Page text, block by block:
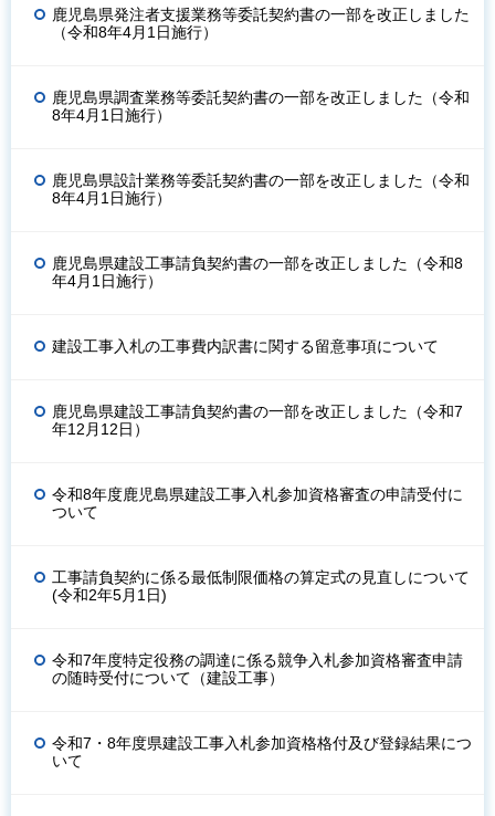
鹿児島県発注者支援業務等委託契約書の一部を改正しました
（令和8年4月1日施行）
鹿児島県調査業務等委託契約書の一部を改正しました（令和
8年4月1日施行）
鹿児島県設計業務等委託契約書の一部を改正しました（令和
8年4月1日施行）
鹿児島県建設工事請負契約書の一部を改正しました（令和8
年4月1日施行）
建設工事入札の工事費内訳書に関する留意事項について
鹿児島県建設工事請負契約書の一部を改正しました（令和7
年12月12日）
令和8年度鹿児島県建設工事入札参加資格審査の申請受付に
ついて
工事請負契約に係る最低制限価格の算定式の見直しについて
(令和2年5月1日)
令和7年度特定役務の調達に係る競争入札参加資格審査申請
の随時受付について（建設工事）
令和7・8年度県建設工事入札参加資格格付及び登録結果につ
いて